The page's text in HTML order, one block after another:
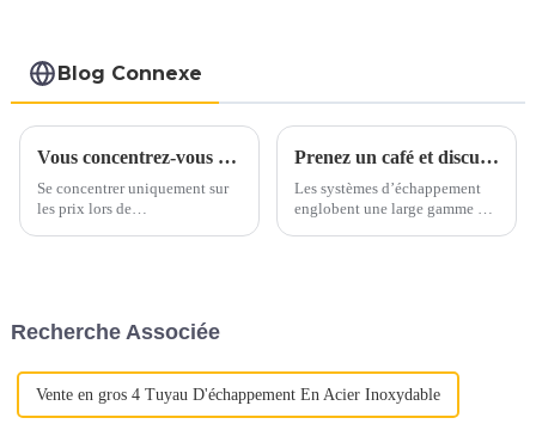
Blog Connexe
Vous concentrez-vous uniquement sur les prix lorsque vous vous approvisionnez en acier inoxydable ?
Se concentrer uniquement sur
les prix lors de
de valeur complète de l'acier
qualité »
Prenez un café et discutons des matériaux d'échappement autour d'une tasse
Les systèmes d’échappement
englobent une large gamme de
Recherche Associée
Vente en gros 4 Tuyau D'échappement En Acier Inoxydable